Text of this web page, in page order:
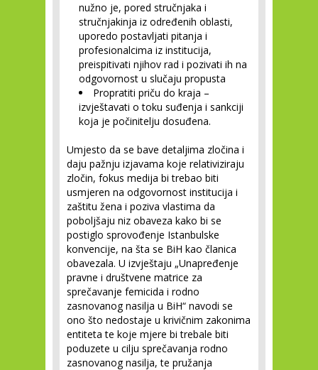
nužno je, pored stručnjaka i
stručnjakinja iz određenih oblasti,
uporedo postavljati pitanja i
profesionalcima iz institucija,
preispitivati njihov rad i pozivati ih na
odgovornost u slučaju propusta
Propratiti priču do kraja –
izvještavati o toku suđenja i sankciji
koja je počinitelju dosuđena.
Umjesto da se bave detaljima zločina i
daju pažnju izjavama koje relativiziraju
zločin, fokus medija bi trebao biti
usmjeren na odgovornost institucija i
zaštitu žena i poziva vlastima da
poboljšaju niz obaveza kako bi se
postiglo sprovođenje Istanbulske
konvencije, na šta se BiH kao članica
obavezala. U izvještaju „Unapređenje
pravne i društvene matrice za
sprečavanje femicida i rodno
zasnovanog nasilja u BiH“ navodi se
ono što nedostaje u krivičnim zakonima
entiteta te koje mjere bi trebale biti
poduzete u cilju sprečavanja rodno
zasnovanog nasilja, te pružanja